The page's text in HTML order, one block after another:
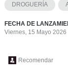
DROGUERÍA
FECHA DE
Viernes, 15 Mayo 2026
Recomendar